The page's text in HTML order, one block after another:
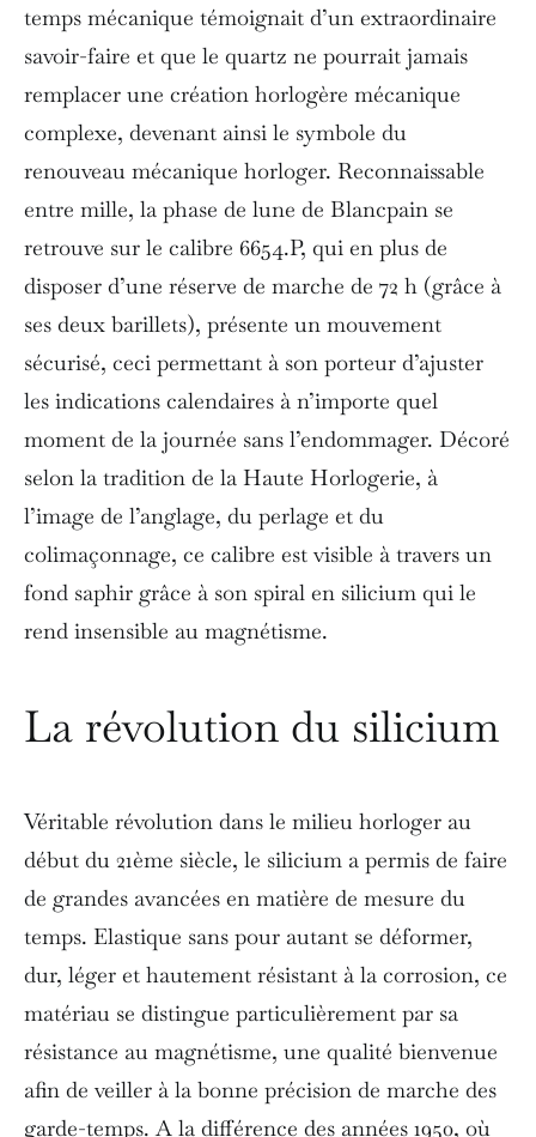
temps mécanique témoignait d’un extraordinaire
savoir-faire et que le quartz ne pourrait jamais
remplacer une création horlogère mécanique
complexe, devenant ainsi le symbole du
renouveau mécanique horloger. Reconnaissable
entre mille, la phase de lune de Blancpain se
retrouve sur le calibre 6654.P, qui en plus de
disposer d’une réserve de marche de 72 h (grâce à
ses deux barillets), présente un mouvement
sécurisé, ceci permettant à son porteur d’ajuster
les indications calendaires à n’importe quel
moment de la journée sans l’endommager. Décoré
selon la tradition de la Haute Horlogerie, à
l’image de l’anglage, du perlage et du
colimaçonnage, ce calibre est visible à travers un
fond saphir grâce à son spiral en silicium qui le
rend insensible au magnétisme.
La révolution du silicium
Véritable révolution dans le milieu horloger au
début du 21ème siècle, le silicium a permis de faire
de grandes avancées en matière de mesure du
temps. Elastique sans pour autant se déformer,
dur, léger et hautement résistant à la corrosion, ce
matériau se distingue particulièrement par sa
résistance au magnétisme, une qualité bienvenue
afin de veiller à la bonne précision de marche des
garde-temps. A la différence des années 1950, où